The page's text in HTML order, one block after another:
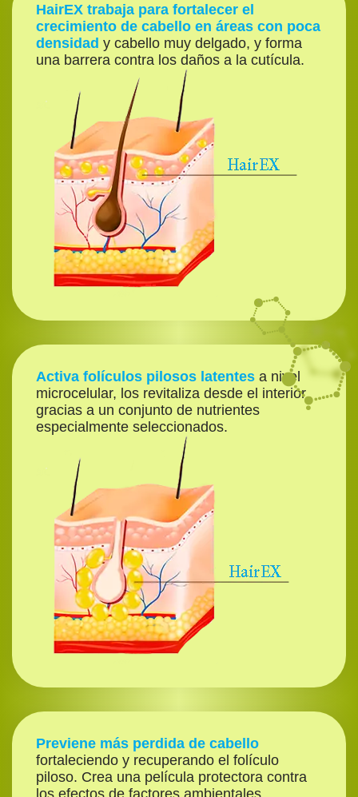
HairEX trabaja para fortalecer el
crecimiento de cabello en áreas con poca
densidad y cabello muy delgado, y forma
una barrera contra los daños a la cutícula.
Activa folículos pilosos latentes a nivel
microcelular, los revitaliza desde el interior
gracias a un conjunto de nutrientes
especialmente seleccionados.
Previene más perdida de cabello
fortaleciendo y recuperando el folículo
piloso. Crea una película protectora contra
los efectos de factores ambientales